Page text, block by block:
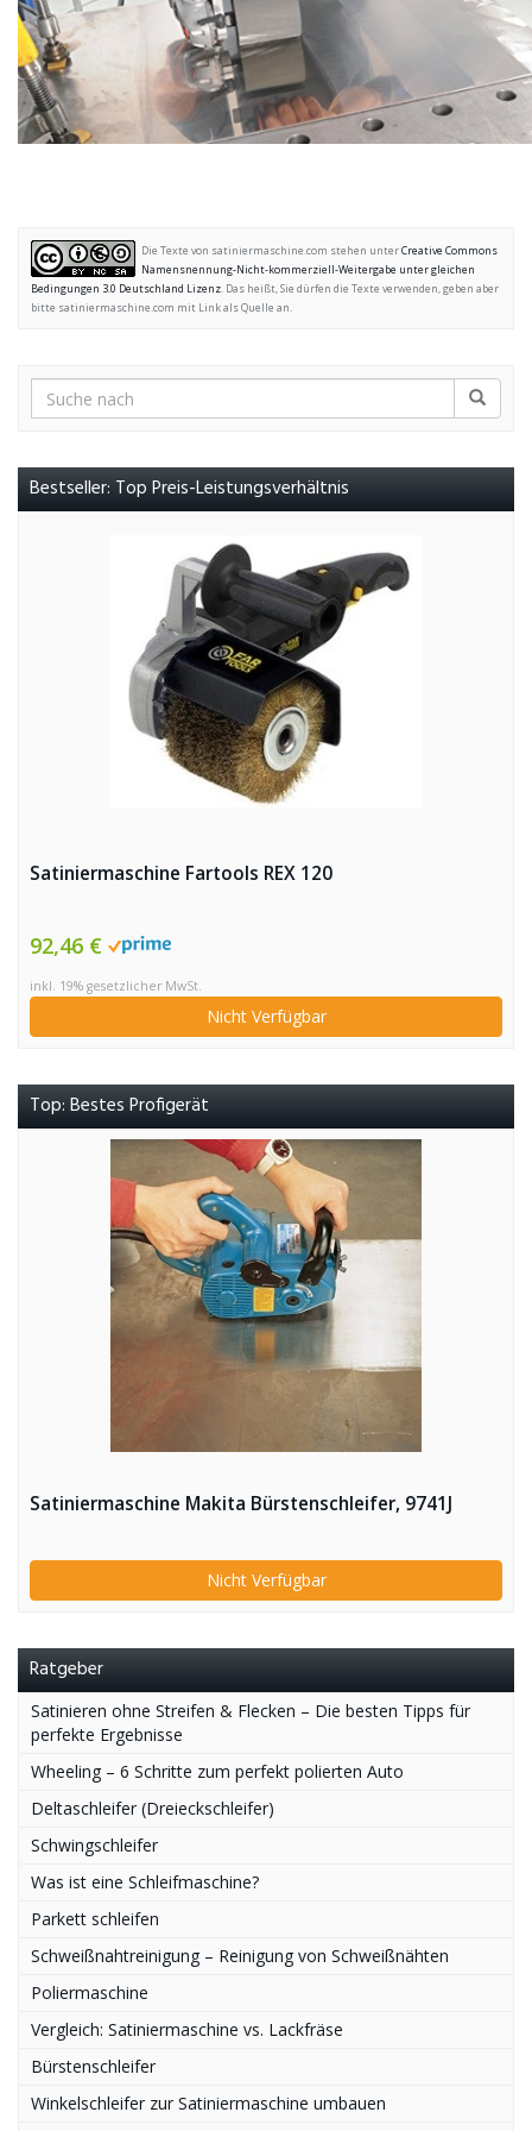
Die Texte von satiniermaschine.com stehen unterCreative Commons
Namensnennung-Nicht-kommerziell-Weitergabe unter gleichen
Bedingungen 3.0 Deutschland Lizenz. Das heißt, Sie dürfen die Texte verwenden, geben aber
bitte satiniermaschine.com mit Link als Quelle an.
Bestseller: Top Preis-Leistungsverhältnis
Satiniermaschine Fartools REX 120
92,46 €
inkl. 19% gesetzlicher MwSt.
Nicht Verfügbar
Top: Bestes Profigerät
Satiniermaschine Makita Bürstenschleifer, 9741J
Nicht Verfügbar
Ratgeber
Satinieren ohne Streifen & Flecken – Die besten Tipps für
perfekte Ergebnisse
Wheeling – 6 Schritte zum perfekt polierten Auto
Deltaschleifer (Dreieckschleifer)
Schwingschleifer
Was ist eine Schleifmaschine?
Parkett schleifen
Schweißnahtreinigung – Reinigung von Schweißnähten
Poliermaschine
Vergleich: Satiniermaschine vs. Lackfräse
Bürstenschleifer
Winkelschleifer zur Satiniermaschine umbauen